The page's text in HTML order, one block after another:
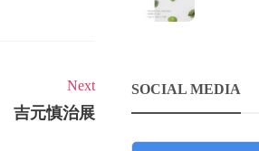
Next
吉元慎治展
SOCIAL MEDIA